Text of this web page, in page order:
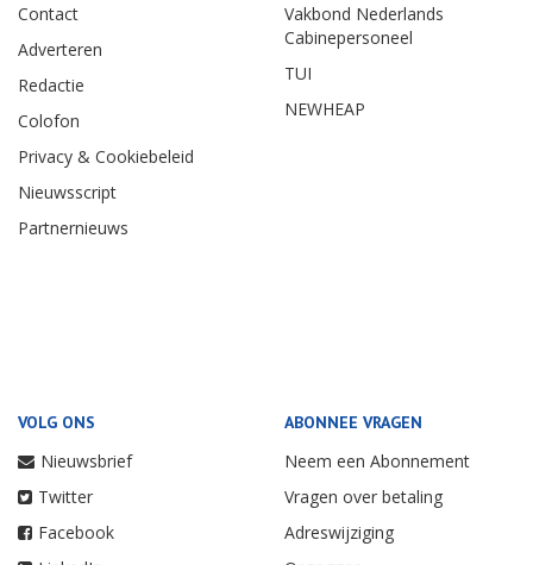
Contact
Adverteren
Redactie
Colofon
Privacy & Cookiebeleid
Nieuwsscript
Partnernieuws
Vakbond Nederlands
Cabinepersoneel
TUI
NEWHEAP
VOLG ONS
Nieuwsbrief
Twitter
Facebook
ABONNEE VRAGEN
Neem een Abonnement
Vragen over betaling
Adreswijziging